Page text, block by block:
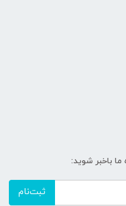
باخبر شوید:
ثبت‌نام